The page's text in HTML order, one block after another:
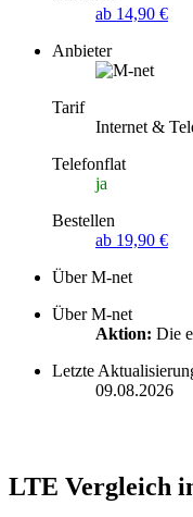
ab 14,90 €
Anbieter
Tarif
Internet &
Telefonflat
ja
Bestellen
ab 19,90 €
Über M-net
Über M-net
Aktion: Die
Letzte
09.08.2026
LTE Vergleich